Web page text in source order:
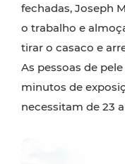
fechadas, Joseph
o trabalho e
tirar o casaco e
As pessoas de
minutos de
necessitam de 23